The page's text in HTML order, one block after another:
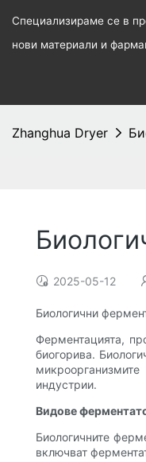
Специализираме се в
нови материали и
Zhanghua Dryer
2025-05-12
Биологични
Ферментацията,
биогорива.
индустрии.
Видове
Биологичните
включват